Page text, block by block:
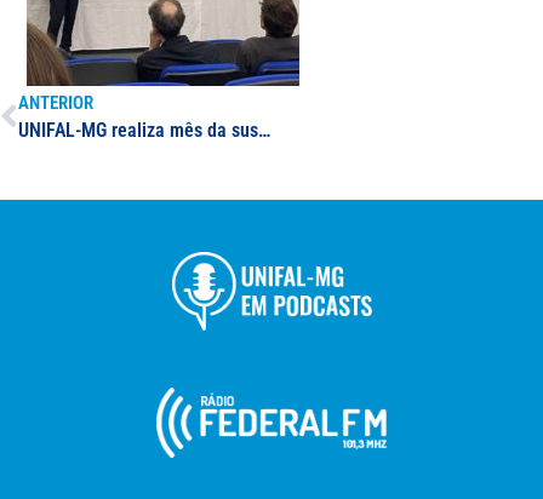
ANTERIOR
UNIFAL-MG realiza mês da sustentabilidade nos campi de Alfenas, Poços de Caldas e Varginha